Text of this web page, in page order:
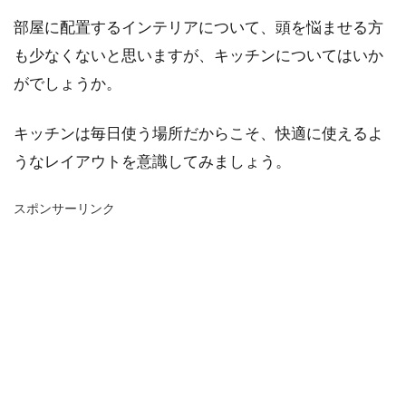
部屋に配置するインテリアについて、頭を悩ませる方
も少なくないと思いますが、キッチンについてはいか
がでしょうか。
キッチンは毎日使う場所だからこそ、快適に使えるよ
うなレイアウトを意識してみましょう。
スポンサーリンク